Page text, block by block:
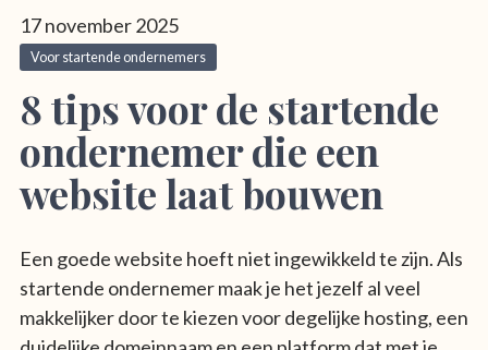
17 november 2025
Voor startende ondernemers
8 tips voor de startende
ondernemer die een
website laat bouwen
Een goede website hoeft niet ingewikkeld te zijn. Als
startende ondernemer maak je het jezelf al veel
makkelijker door te kiezen voor degelijke hosting, een